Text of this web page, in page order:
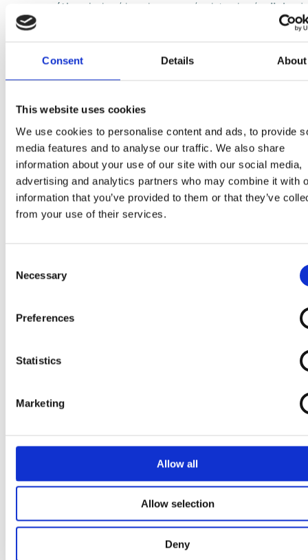
Consent Details About
This website uses cookies
We use cookies to personalise content and ads, to provide
media features and to analyse our traffic. We also share
information about your use of our site with our social media,
advertising and analytics partners who may combine it with
information that you’ve provided to them or that they’ve
from your use of their services.
Selection
Necessary
Preferences
Statistics
Marketing
Allow all
Allow selection
Deny
srvátka , sladené kondenzované odstredené mlieko
,
lecitíny), arómy), sušená
glukózový sirup, voda), drvené kúsky mandľového
karamelu 2,5% (cukor, palmový olej,
kakaové maslo, kakaová hmota, sušená
odstredenémlieko,maslovýtuk, čiastočne
demineralizovaná sušenásrvátka , emulgátor (
lecitíny), arómy), maslovýtuk, kakaová hmota,
odstredenémlieko, laktóza , emulgátory (E 471,
lecitíny, E 476), stabilizátory (E 410, E 412), aróma.
V produkte môžu byť tvrdé kúsky.